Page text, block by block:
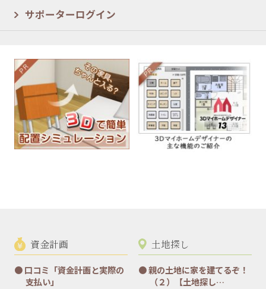
サポーターログイン
資金計画
口コミ「資金計画と実際の
支払い」
土地探し
親の土地に家を建てるぞ！
（２）【土地探し…